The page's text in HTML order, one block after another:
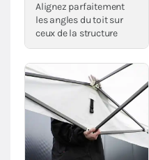
Alignez parfaitement
les angles du toit sur
ceux de la structure